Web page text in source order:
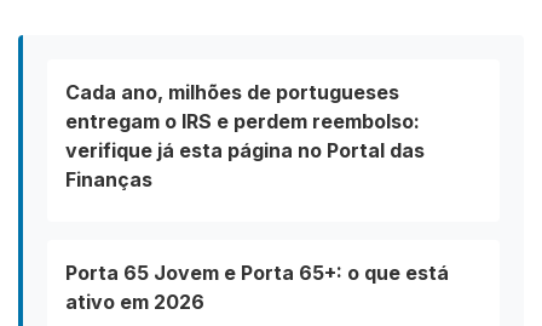
Cada ano, milhões de portugueses
entregam o IRS e perdem reembolso:
verifique já esta página no Portal das
Finanças
Porta 65 Jovem e Porta 65+: o que está
ativo em 2026